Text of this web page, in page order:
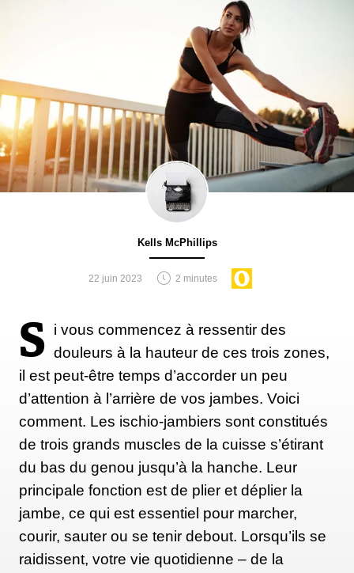
Kells McPhillips
22 juin 2023 2 minutes
S i vous commencez à ressentir des
douleurs à la hauteur de ces trois zones,
il est peut-être temps d’accorder un peu
d’attention à l’arrière de vos jambes. Voici
comment. Les ischio-jambiers sont constitués
de trois grands muscles de la cuisse s’étirant
du bas du genou jusqu’à la hanche. Leur
principale fonction est de plier et déplier la
jambe, ce qui est essentiel pour marcher,
courir, sauter ou se tenir debout. Lorsqu’ils se
raidissent, votre vie quotidienne – de la